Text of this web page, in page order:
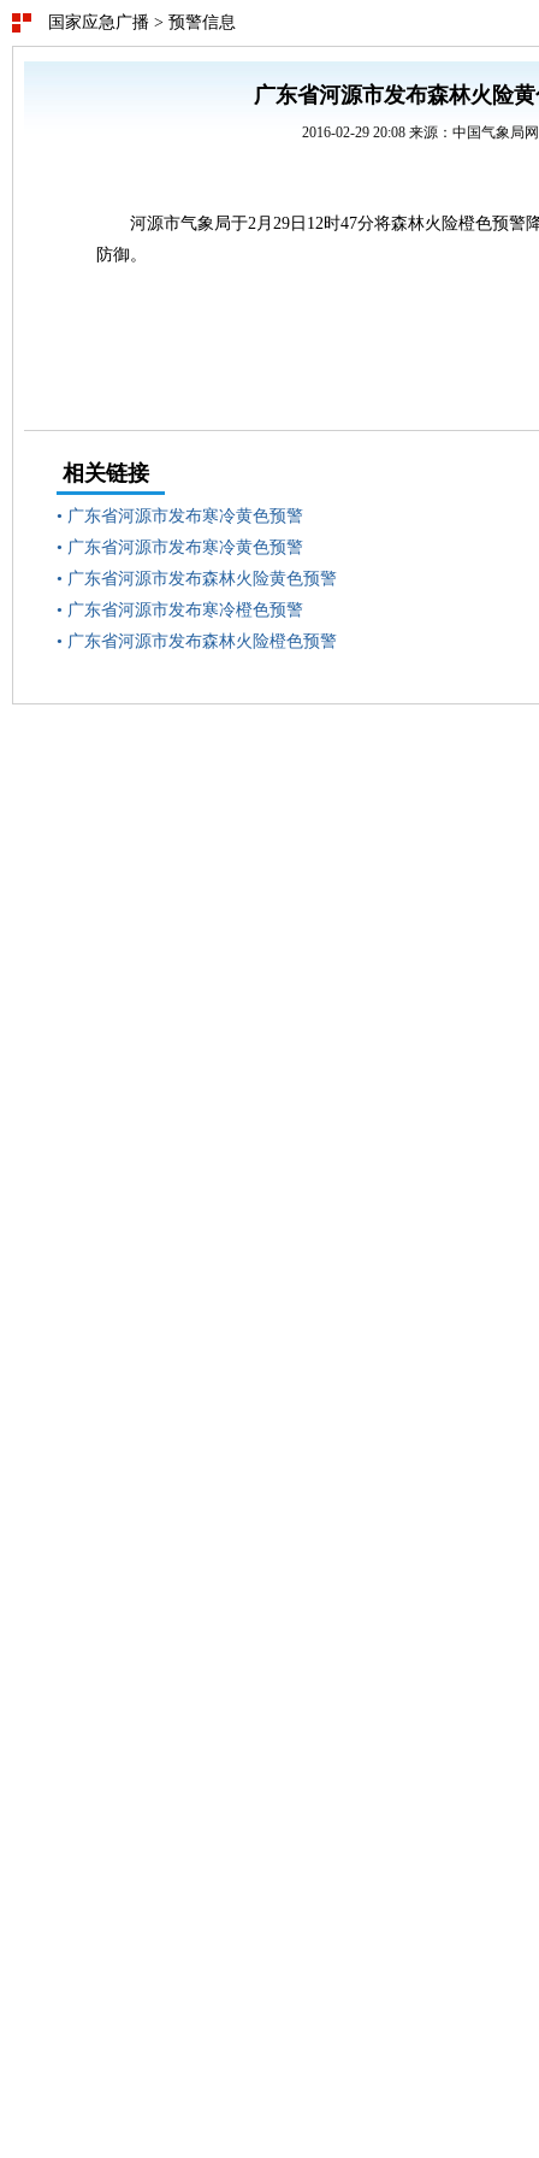
国家应急广播 > 预警信息
广东省河源市发布森林火险
2016-02-29 20:08 来源：中国气象局
河源市气象局于2月29日12时47分将森林火险橙色预警
防御。
相关链接
• 广东省河源市发布寒冷黄色预警
• 广东省河源市发布寒冷黄色预警
• 广东省河源市发布森林火险黄色预警
• 广东省河源市发布寒冷橙色预警
• 广东省河源市发布森林火险橙色预警